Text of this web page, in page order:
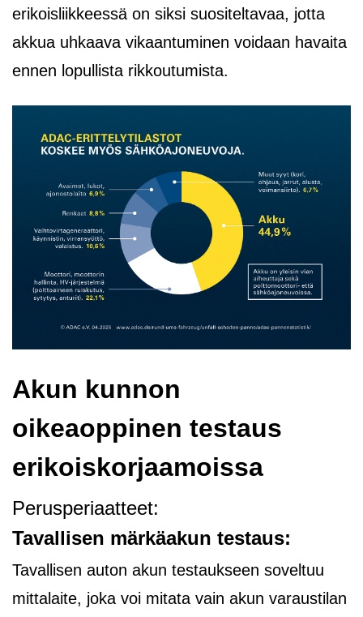
erikoisliikkeessä on siksi suositeltavaa, jotta
akkua uhkaava vikaantuminen voidaan havaita
ennen lopullista rikkoutumista.
Akun kunnon
oikeaoppinen testaus
erikoiskorjaamoissa
Perusperiaatteet:
Tavallisen märkäakun testaus:
Tavallisen auton akun testaukseen soveltuu
mittalaite, joka voi mitata vain akun varaustilan